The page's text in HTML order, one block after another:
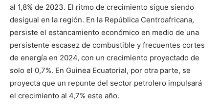
al 1,8% de 2023. El ritmo de crecimiento sigue siendo
desigual en la región. En la República Centroafricana,
persiste el estancamiento económico en medio de una
persistente escasez de combustible y frecuentes cortes
de energía en 2024, con un crecimiento proyectado de
solo el 0,7%. En Guinea Ecuatorial, por otra parte, se
proyecta que un repunte del sector petrolero impulsará
el crecimiento al 4,7% este año.